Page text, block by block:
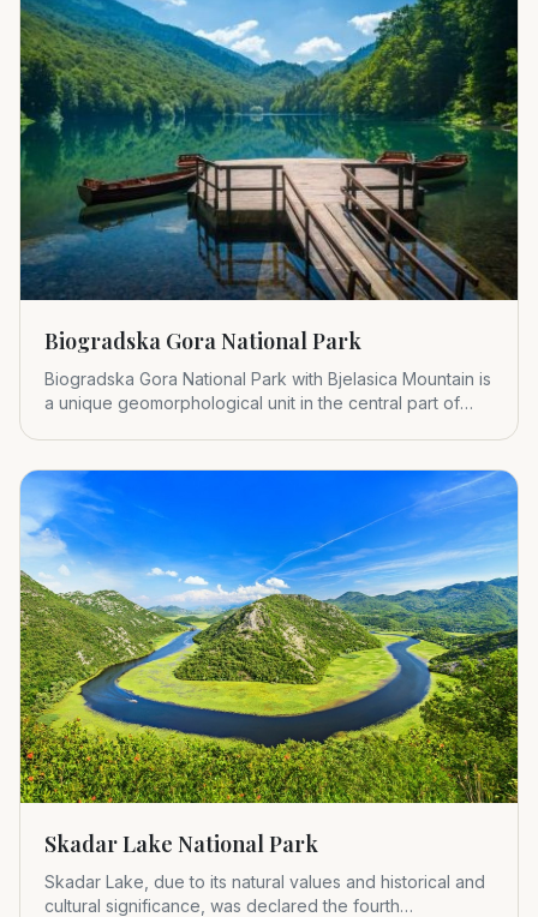
Biogradska Gora National Park
Biogradska Gora National Park with Bjelasica Mountain is
a unique geomorphological unit in the central part of
Skadar Lake National Park
Skadar Lake, due to its natural values and historical and
cultural significance, was declared the fourth